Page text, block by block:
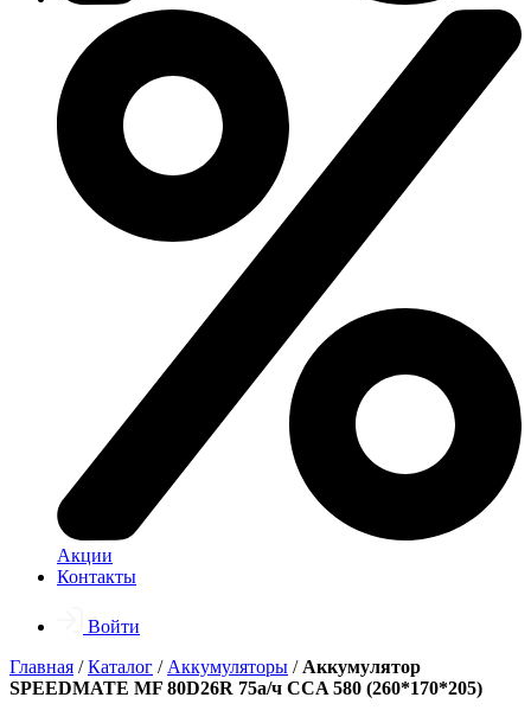
Акции
Контакты
Войти
Главная /Каталог / Аккумуляторы / Аккумулятор
SPEEDMATE MF 80D26R 75а/ч CCA 580 (260*170*205)